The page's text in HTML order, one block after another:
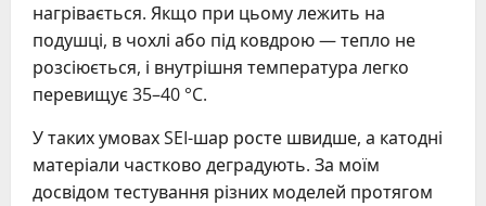
нагрівається. Якщо при цьому лежить на
подушці, в чохлі або під ковдрою — тепло не
розсіюється, і внутрішня температура легко
перевищує 35–40 °C.
У таких умовах SEI-шар росте швидше, а катодні
матеріали частково деградують. За моїм
досвідом тестування різних моделей протягом